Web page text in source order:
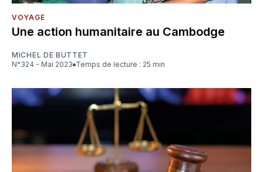
VOYAGE
Une action humanitaire au Cambodge
MICHEL DE BUTTET
N°324 - Mai 2023
Temps de lecture : 25 min